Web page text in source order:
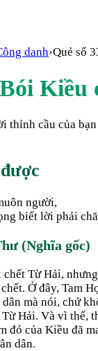
danh›Quẻ số
Kiều
thỉnh cầu của
người,
biết lời phải
(Nghĩa gốc)
Từ Hải,
Ở đây, Tam
mà nói, chứ
Hải. Và vì thế,
đó của Kiều đã
dân.